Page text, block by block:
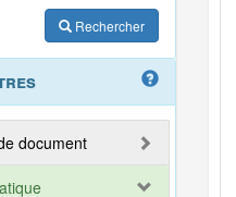
Rechercher
document